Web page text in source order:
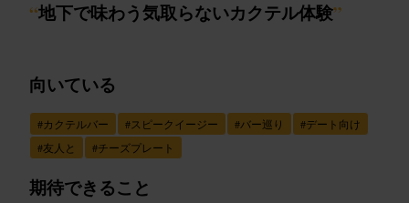
“地下で味わう気取らないカクテル体験”
向いている
#カクテルバー #スピークイージー #バー巡り #デート向け
#友人と #チーズプレート
期待できること